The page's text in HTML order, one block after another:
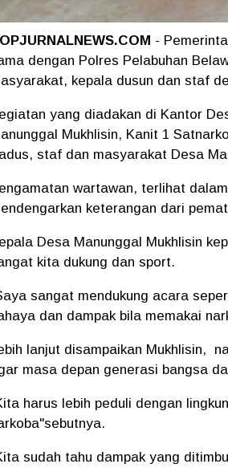
-
dengan Polres Pelabuhan
kepala dusun dan staf
yang diadakan di Kantor
Mukhlisin, Kanit 1
staf dan masyarakat Desa
wartawan, terlihat
keterangan dari
Desa Manunggal Mukhlisin
kita dukung dan sport.
sangat mendukung acara
dan dampak bila memakai
lanjut disampaikan Mukhlisin,
masa depan generasi bangsa
harus lebih peduli dengan
sudah tahu dampak yang